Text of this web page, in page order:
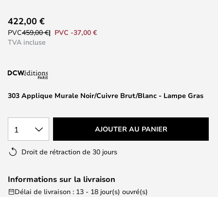
to
the
the
gallery
303 Applique Murale Noir/Cuivre Brut/Blanc - Lampe Gras
422,00 €
PVC459,00 €
PVC -37,00 €
TVA incluse
1 AJOUTER AU PANIER
Droit de rétraction de 30 jours
Informations sur la livraison
Délai de livraison : 13 - 18 jour(s) ouvré(s)